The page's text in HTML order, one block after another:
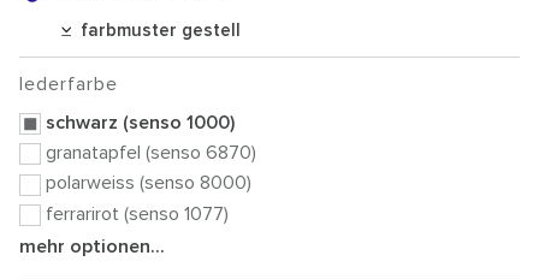
farbmuster gestell
lederfarbe
schwarz (senso 1000)
granatapfel (senso 6870)
polarweiss (senso 8000)
ferrarirot (senso 1077)
mehr optionen...